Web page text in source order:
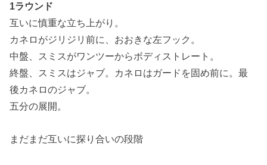
1ラウンド
互いに慎重な立ち上がり。
カネロがジリジリ前に、おおきな左フック。
中盤、スミスがワンツーからボディストレート。
終盤、スミスはジャブ。カネロはガードを固め前に。最
後カネロのジャブ。
五分の展開。
まだまだ互いに探り合いの段階